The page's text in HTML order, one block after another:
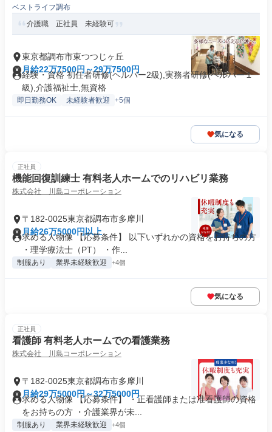
ベストライフ調布
介護職 正社員 未経験可
東京都調布市東つつじヶ丘
月給22万7500円～29万7500円
経験・資格 初任者研修(ヘルパー2級),実務者研修(ヘルパー１
級),介護福祉士,無資格
即日勤務OK 未経験者歓迎 +5個
気になる
正社員
機能回復訓練士 有料老人ホームでのリハビリ業務
株式会社 川島コーポレーション
〒182-0025東京都調布市多摩川
月給26万5000円以上
求める人物像 【応募条件】 以下いずれかの資格をお持ちの方
・理学療法士（PT） ・作...
制服あり 業界未経験歓迎 +4個
気になる
正社員
看護師 有料老人ホームでの看護業務
株式会社 川島コーポレーション
〒182-0025東京都調布市多摩川
月給29万5000円～32万5000円
求める人物像 【応募条件】 ・正看護師または准看護師の資格
をお持ちの方 ・介護業界が未...
制服あり 業界未経験歓迎 +4個